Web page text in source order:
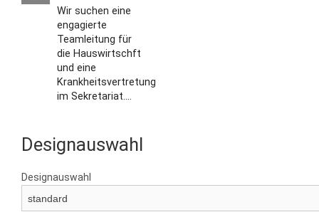
Wir suchen eine
engagierte
Teamleitung für
die Hauswirtschft
und eine
Krankheitsvertretung
im Sekretariat....
Designauswahl
Designauswahl